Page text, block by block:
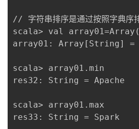
// 字符串排序是通过按照字典序
scala> val
array01: Array[String] =
scala> array01.min
res32: String = Apache
scala> array01.max
res33: String = Spark